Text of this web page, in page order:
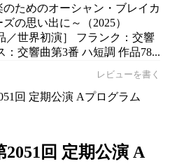
ためのオーシャン・ブレイカ
の思い出に～（2025）
／世界初演］ フランク：交響
：交響曲第3番 ハ短調 作品78...
レビューを書く
回 定期公演 A